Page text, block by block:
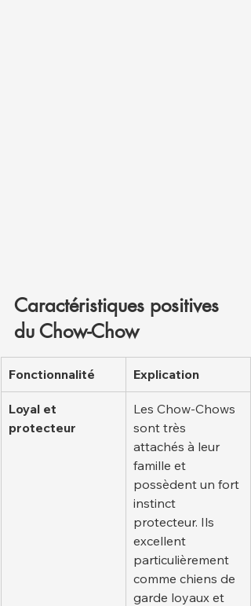
Caractéristiques positives
du Chow-Chow
Fonctionnalité Explication
Loyal et
protecteur
Les Chow-Chows
sont très
attachés à leur
famille et
possèdent un fort
instinct
protecteur. Ils
excellent
particulièrement
comme chiens de
garde loyaux et